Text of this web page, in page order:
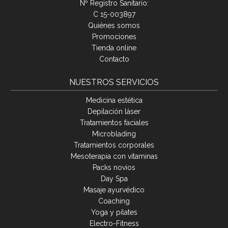
Nº Registro Sanitario:
C 15-003897
Quiénes somos
Promociones
Tienda online
Contacto
NUESTROS SERVICIOS
Medicina estética
Depilación láser
Tratamientos faciales
Microblading
Tratamientos corporales
Mesoterapia con vitaminas
Packs novios
Day Spa
Masaje ayurvédico
Coaching
Yoga y pilates
Electro-Fitness